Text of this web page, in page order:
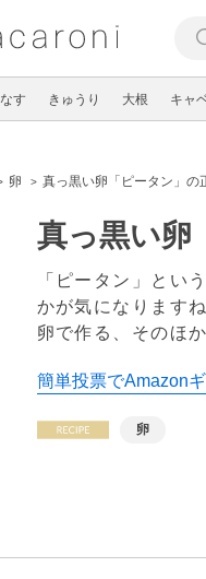
なす きゅうり 大根 キャ
卵 真っ黒い卵「ピータン」の
真っ黒い卵
「ピータン」とい
かが気になります
卵で作る、そのほ
簡単投票でAmazon
卵